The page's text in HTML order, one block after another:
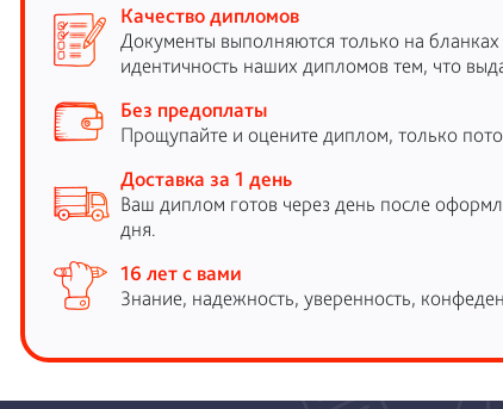
Качество дипломов
Документы выполняются только на
идентичность наших дипломов тем, что
Без предоплаты
Прощупайте и оцените диплом, только
Доставка за 1 день
Ваш диплом готов через день после
дня.
16 лет с вами
Знание, надежность, уверенность,